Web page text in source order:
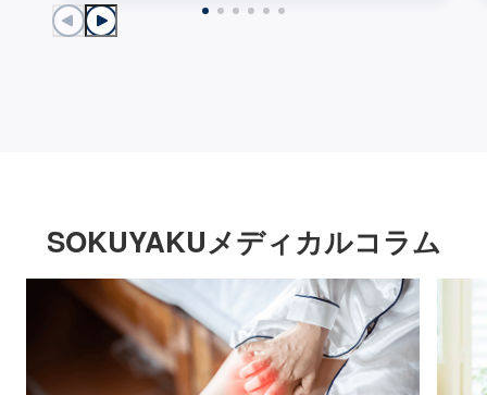
SOKUYAKUメディカルコラム